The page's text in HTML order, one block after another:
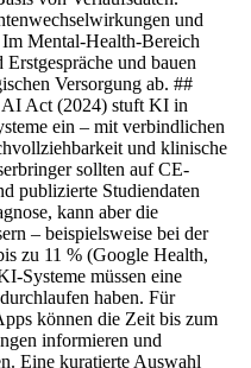
und
Mental-Health-Bereich
und bauen
Versorgung ab. ##
Act (2024) stuft KI in
ein – mit verbindlichen
und klinische
sollten auf CE-
publizierte Studiendaten
kann aber die
– beispielsweise bei der
zu 11 % (Google Health,
Systeme müssen eine
haben. Für
können die Zeit bis zum
informieren und
Eine kuratierte Auswahl